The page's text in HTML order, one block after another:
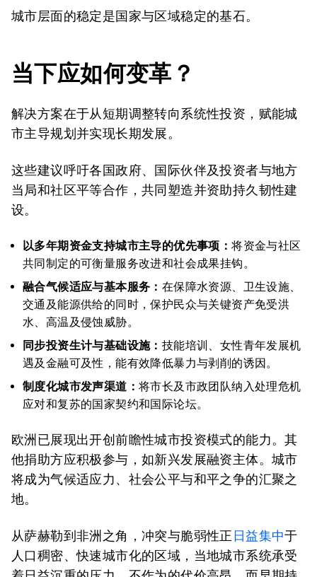
城市层面的稳定是国家与区域稳定的基石。
当下应如何变革？
解决方案在于从短期调整转向系统性投资，赋能城
市主导规划并实现长期发展。
这些建议呼吁各国政府、国际伙伴及投资者与地方
当局和社区平等合作，共同塑造并资助持久韧性建
设。
以多年期资金支持城市主导的优先事项：将资金与社区
共同制定的可衡量服务改进和社会成果挂钩。
融合气候适应与基本服务： 在保障水资源、卫生设施、
交通及能源供给的同时，保护民众与关键资产免受洪
水、高温及侵蚀威胁。
同步投资生计与基础设施： 技能培训、女性青年发展机
遇及金融可及性，能有效降低暴力与剥削的诱因。
制度化城市发声渠道： 将市长及市政团队纳入处理危机
应对和复苏的国家契约和国际论坛。
欧洲已展现出开创前瞻性城市投资模式的能力。其
他捐助方应积极参与，如新兴发展融资主体。城市
将成为气候适应力、社会公平与和平之争的汇聚之
地。
从萨赫勒到非洲之角，冲突与脆弱性正 日益集中于
人口稠密、快速城市化的区域，当地城市系统承受